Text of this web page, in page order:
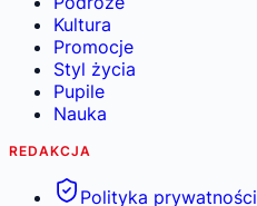
Kultura
Promocje
Styl życia
Pupile
Nauka
REDAKCJA
Polityka prywatności